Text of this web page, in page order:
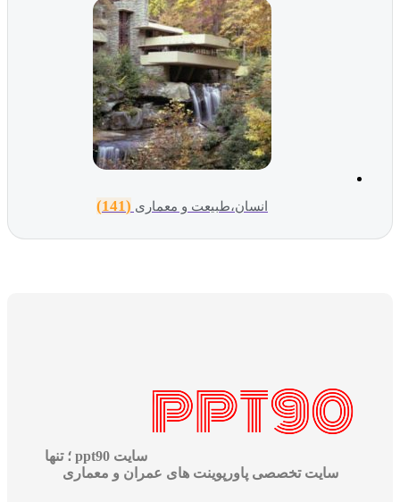
انسان،طبیعت و معماری (141)
سایت ppt90 ؛ تنها
سایت تخصصی پاورپوینت های عمران و معماری